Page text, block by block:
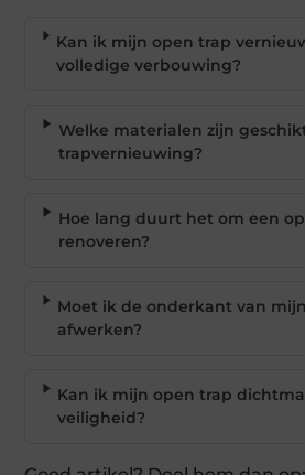
Kan ik mijn open trap
volledige verbouwing?
Welke materialen zijn
trapvernieuwing?
Hoe lang duurt het om een
renoveren?
Moet ik de onderkant van
afwerken?
Kan ik mijn open trap
veiligheid?